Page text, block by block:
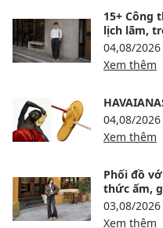
15+ Công
lịch lãm,
04,08/2026
Xem thêm
04,08/2026
Xem thêm
Phối đồ
thức ấm,
03,08/2026
Xem thêm